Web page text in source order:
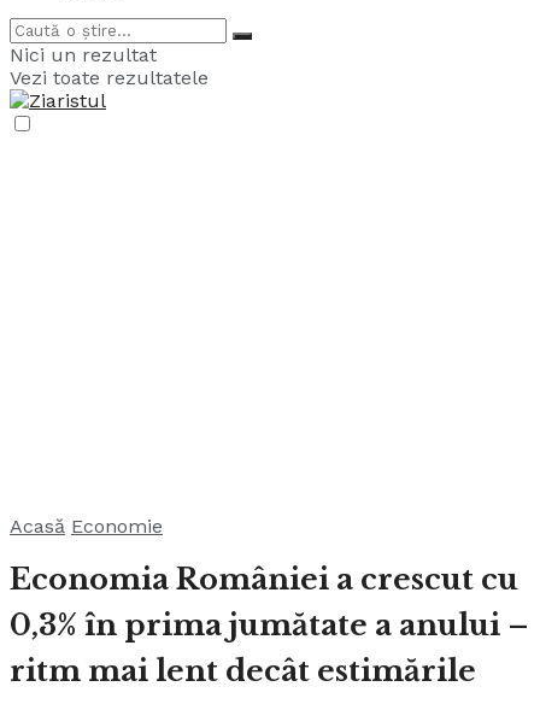
Nici un rezultat
Vezi toate rezultatele
Acasă Economie
Economia României a crescut cu
0,3% în prima jumătate a anului –
ritm mai lent decât estimările